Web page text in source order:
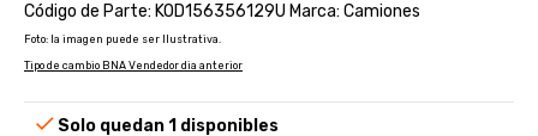
Código de Parte: KOD156356129U Marca: Camiones
Foto: la imagen puede ser Ilustrativa.
Tipo de cambio BNA Vendedor dia anterior
Solo quedan 1 disponibles